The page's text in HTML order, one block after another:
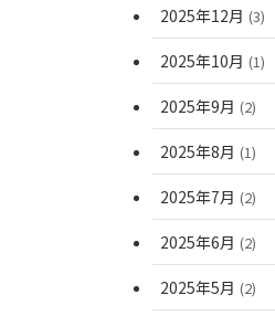
2025年12月 (3)
2025年10月 (1)
2025年9月 (2)
2025年8月 (1)
2025年7月 (2)
2025年6月 (2)
2025年5月 (2)